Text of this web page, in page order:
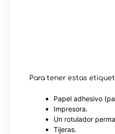
Para tener estas
Papel adhesivo
Impresora.
Un rotulador
Tijeras.